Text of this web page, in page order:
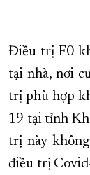
Điều trị F0
tại nhà, nơi
trị phù hợp
19 tại tỉnh
trị này
điều trị